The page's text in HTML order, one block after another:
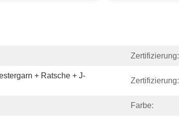
Zertifizierung:
+ Ratsche + J-
Zertifizierung:
Farbe: